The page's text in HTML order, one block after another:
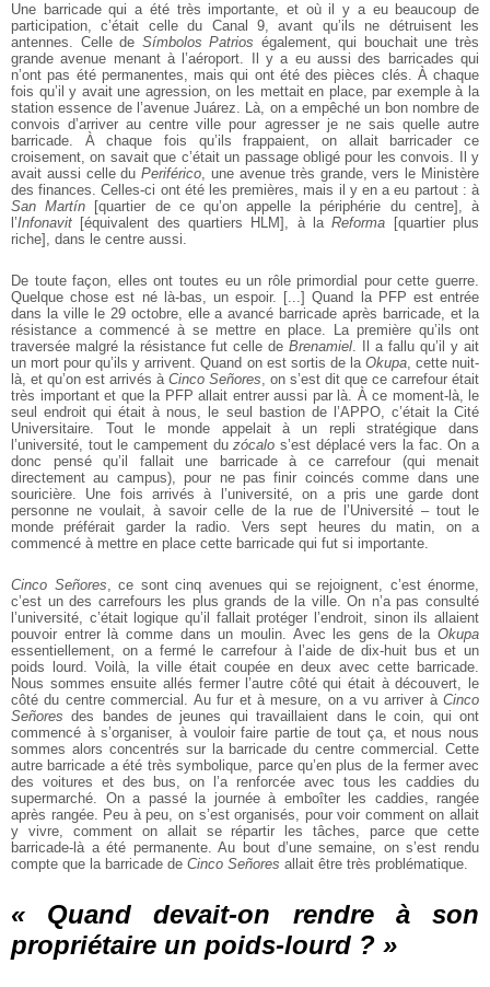
Une barricade qui a été très importante, et où il y a eu beaucoup de
participation, c’était celle du Canal 9, avant qu’ils ne détruisent les
antennes. Cellede Símbolos Patrios également, qui bouchait une très
grande avenue menant àl’aéroport. Il y a eu aussi des barricades qui
n’ont pas été permanentes, mais qui ont été des pièces clés. À chaque
fois qu’il y avait une agression, on les mettait en place, par exemple à la
station essence de l’avenue Juárez. Là, on aempêché un bon nombre de
convois d’arriver au centre ville pour agresser je nesais quelle autre
barricade. À chaque fois qu’ils frappaient, on allait barricader ce
croisement, on savait que c’était un passage obligé pour les convois. Il y
avait aussi celle duPeriférico, une avenue très grande, vers le Ministère
des finances. Celles-ci ont été les premières, mais il y en a eu partout : à
San Martín [quartier de ce qu’on appelle la périphérie du centre], à
l’Infonavit [équivalent des quartiers HLM], à laReforma [quartier plus
riche], dans le centre aussi.
De toute façon, elles ont toutes eu un rôle primordial pour cette guerre.
Quelque chose est né là-bas, un espoir. [...] Quand la PFP est entrée
dans laville le 29 octobre, elle a avancé barricade après barricade, et la
résistance a commencé à se mettre en place. La première qu’ils ont
traversée malgré la résistance fut celle de Brenamiel. Il a fallu qu’il y ait
un mort pour qu’ils y arrivent. Quand on est sortis de la Okupa, cette nuit-
là, et qu’on est arrivés à Cinco Señores, on s’est dit que ce carrefour était
très important et que la PFP allait entrer aussi par là. À ce moment-là, le
seul endroit qui était à nous, le seul
bastion de l’APPO, c’était la Cité
Universitaire. Tout le monde appelait à un repli stratégique dans
l’université, tout le campement duzócalo s’est déplacévers la fac. On a
donc pensé qu’il fallait une barricade à ce carrefour (qui menait
directement au campus), pour ne pas finir coincés comme dans une
souricière. Une fois arrivés à l’université, on a pris une garde dont
personne ne voulait, àsavoir celle de la rue de l’Université – tout le
monde préférait garder la radio. Vers sept heures du matin, on a
commencé à mettre en place cette barricade qui fut si importante.
Cinco Señores, ce sont cinq avenues qui se rejoignent, c’est énorme,
c’est undes carrefours les plus grands de la ville. On n’a pas consulté
l’université, c’étaitlogique qu’il fallait protéger l’endroit, sinon ils allaient
pouvoir entrer là comme dans un moulin. Avec les gens de la Okupa
essentiellement, on a fermé le carrefourà l’aide de dix-huit bus et un
poids lourd. Voilà, la ville était coupée en deux avec cette barricade.
Nous sommes ensuite allés fermer l’autre côté qui était àdécouvert, le
côté du centre commercial. Au fur et à mesure, on a vu arriver à Cinco
Señores des bandes de jeunes qui travaillaient dans le coin, qui ont
commencé à s’organiser, à vouloir faire partie de tout ça, et nous nous
sommes alors concentrés sur la barricade du centre commercial. Cette
autre barricade aété très symbolique, parce qu’en plus de la fermer avec
des voitures et des bus, on l’a renforcée avec tous les caddies du
supermarché. On a passé la journée àemboîter les caddies, rangée
après rangée. Peu à peu, on s’est organisés, pourvoir comment on allait
y vivre, comment on allait se répartir les tâches, parce que cette
barricade-là a été permanente. Au bout d’une semaine, on s’est rendu
compte que la barricade de Cinco Señores allait être très problématique.
« Quand devait-on rendre à son
propriétaire un poids-lourd ? »